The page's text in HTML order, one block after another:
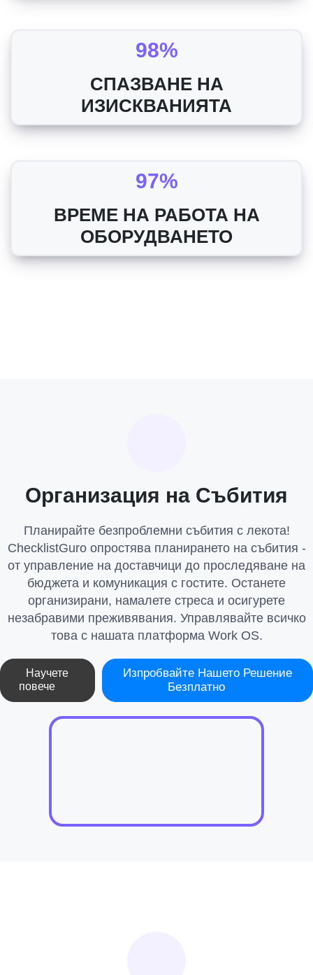
98%
СПАЗВАНЕ НА
ИЗИСКВАНИЯТА
97%
ВРЕМЕ НА РАБОТА НА
ОБОРУДВАНЕТО
Организация на Събития
Планирайте безпроблемни събития с лекота!
ChecklistGuro опростява планирането на събития -
от управление на доставчици до проследяване на
бюджета и комуникация с гостите. Останете
организирани, намалете стреса и осигурете
незабравими преживявания. Управлявайте всичко
това с нашата платформа Work OS.
Научете
повече
Изпробвайте Нашето Решение
Безплатно